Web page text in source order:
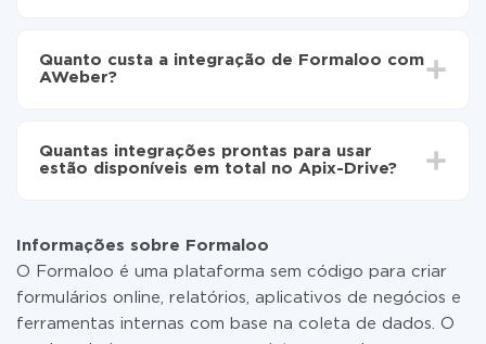
automaticamente de Formaloo para AWeber
30 minutos. Em média, a configuração leva de 10 a 15
minutos.
Quanto custa a integração de Formaloo com
AWeber?
as tarifas. Você paga apenas pela quantidade de
dados que é realmente transferida de um de seus
ou mudar para um de pago, se necessário. Mais
detalhes sobretarifas.
Quantas integrações prontas para usar
estão disponíveis em total no Apix-Drive?
Informações sobre Formaloo
O Formaloo é uma plataforma sem código para criar
formulários online, relatórios, aplicativos de negócios e
ferramentas internas com base na coleta de dados. O